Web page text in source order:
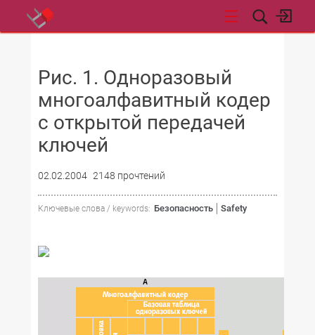
Рис. 1. Одноразовый
многоалфавитный кодер
с открытой передачей
ключей
02.02.2004 2148 прочтений
Ключевые слова / keywords: Безопасность Safety